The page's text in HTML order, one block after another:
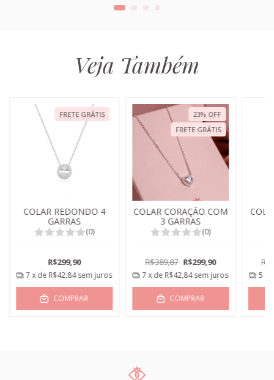
Veja Também
FRETE GRÁTIS
COLAR REDONDO 4
GARRAS
(0)
R$299,90
7 x de R$42,84 sem juros
COMPRAR
23% OFF
FRETE GRÁTIS
COLAR CORAÇÃO COM
3 GARRAS
(0)
R$389,87 R$299,90
7 x de R$42,84sem juros
COMPRAR
5